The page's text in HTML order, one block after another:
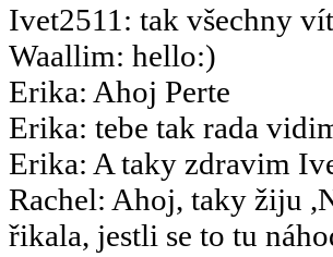
Ivet2511 : tak všechny
Waallim: hello:)
Erika: Ahoj Perte
Erika: tebe tak rada
Erika: A taky zdravim
Rachel: Ahoj, taky žiju
řikala, jestli se to tu